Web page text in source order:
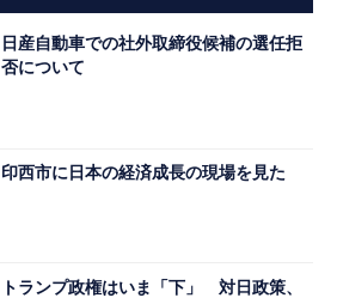
日産自動車での社外取締役候補の選任拒
否について
印西市に日本の経済成長の現場を見た
トランプ政権はいま「下」 対日政策、